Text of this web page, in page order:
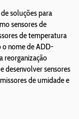
soluções para
sensores de
de temperatura
nome de ADD-
reorganização
desenvolver sensores
de umidade e